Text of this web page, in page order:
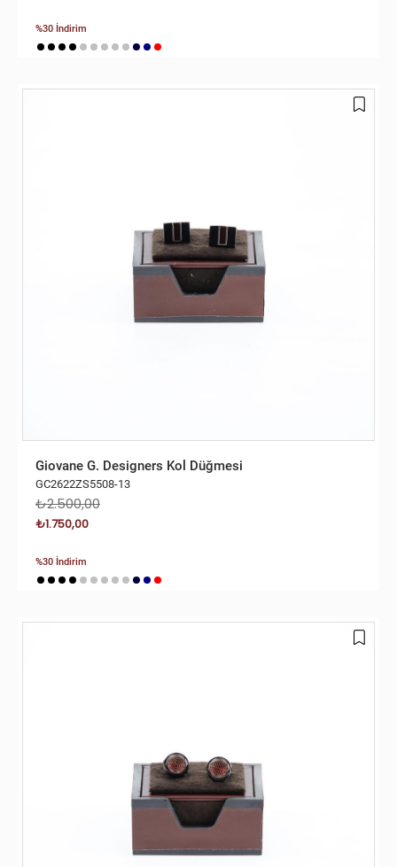
%30 İndirim
Giovane G. Designers Kol Düğmesi
GC2622ZS5508-13
₺2.500,00
₺1.750,00
%30 İndirim